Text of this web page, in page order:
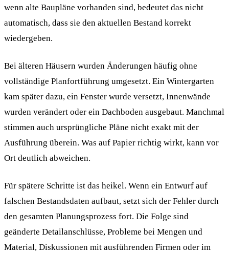
wenn alte Baupläne vorhanden sind, bedeutet das nicht
automatisch, dass sie den aktuellen Bestand korrekt
wiedergeben.
Bei älteren Häusern wurden Änderungen häufig ohne
vollständige Planfortführung umgesetzt. Ein Wintergarten
kam später dazu, ein Fenster wurde versetzt, Innenwände
wurden verändert oder ein Dachboden ausgebaut. Manchmal
stimmen auch ursprüngliche Pläne nicht exakt mit der
Ausführung überein. Was auf Papier richtig wirkt, kann vor
Ort deutlich abweichen.
Für spätere Schritte ist das heikel. Wenn ein Entwurf auf
falschen Bestandsdaten aufbaut, setzt sich der Fehler durch
den gesamten Planungsprozess fort. Die Folge sind
geänderte Detailanschlüsse, Probleme bei Mengen und
Material, Diskussionen mit ausführenden Firmen oder im